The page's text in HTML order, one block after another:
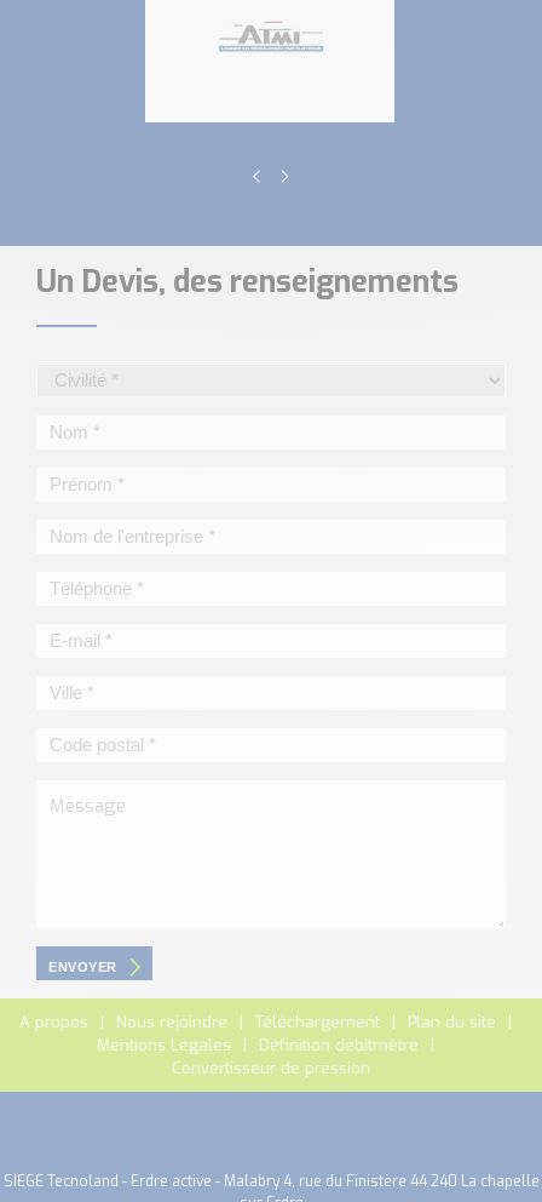
Un Devis, des renseignements
ENVOYER
A propos Nous rejoindre Téléchargement
Plan du site
Mentions Légales
Définition débitmètre
Convertisseur de pression
SIEGE Tecnoland - Erdre active - Malabry 4, rue du Finistère 44 240 La chapelle